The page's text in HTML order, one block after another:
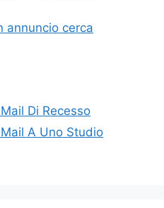
annuncio cerca
Di Recesso
A Uno Studio